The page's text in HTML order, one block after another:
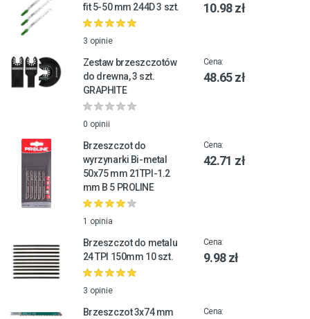
fit 5-50 mm 244D 3 szt.
3 opinie
10.98 zł
Zestaw brzeszczotów
do drewna, 3 szt.
GRAPHITE
0 opinii
Cena:
48.65 zł
Brzeszczot do
wyrzynarki Bi-metal
50x75 mm 21TPI-1.2
mm B 5 PROLINE
1 opinia
Cena:
42.71 zł
Brzeszczot do metalu
24 TPI 150mm 10 szt.
3 opinie
Cena:
9.98 zł
Brzeszczot 3x74 mm
Cena: